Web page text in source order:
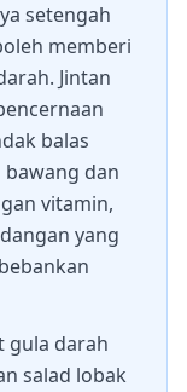
setengah
memberi
Jintan
balas
dan
vitamin,
yang
gula darah
salad lobak